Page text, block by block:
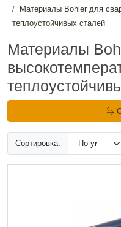
Материалы Bohler для
теплоустойчивых сталей
Материалы
Сортировка: